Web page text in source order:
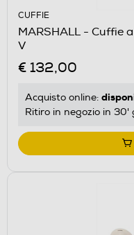
CUFFIE
MARSHALL - Cuffie
V
€ 132,00
Acquisto online:
Ritiro in negozio in 30'